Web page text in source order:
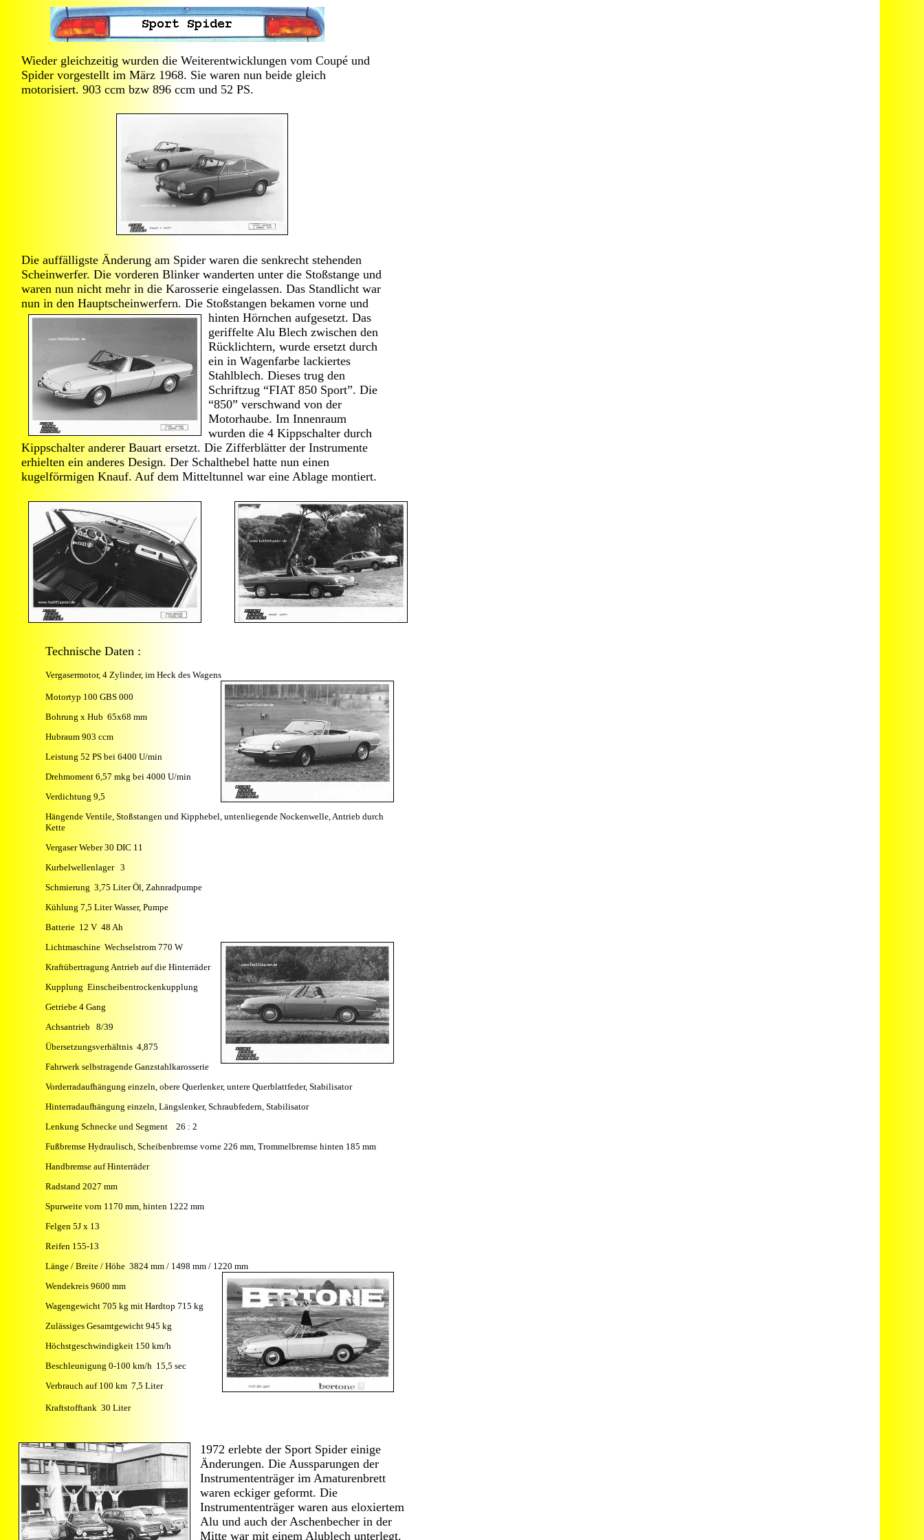
Wieder gleichzeitig wurden die Weiterentwicklungen vom Coupé und
Spider vorgestellt im März 1968. Sie waren nun beide gleich
motorisiert. 903 ccm bzw 896 ccm und 52 PS.
Die auffälligste Änderung am Spider waren die senkrecht stehenden
Scheinwerfer. Die vorderen Blinker wanderten unter die Stoßstange und
waren nun nicht mehr in die Karosserie eingelassen. Das Standlicht war
nun in den Hauptscheinwerfern. Die Stoßstangen bekamen vorne und
hinten Hörnchen aufgesetzt. Das
geriffelte Alu Blech zwischen den
Rücklichtern, wurde ersetzt durch
ein in Wagenfarbe lackiertes
Stahlblech. Dieses trug den
Schriftzug “FIAT 850 Sport”. Die
“850” verschwand von der
Motorhaube. Im Innenraum
wurden die 4 Kippschalter durch
Kippschalter anderer Bauart ersetzt. Die Zifferblätter der Instrumente
erhielten ein anderes Design. Der Schalthebel hatte nun einen
kugelförmigen Knauf. Auf dem Mitteltunnel war eine Ablage montiert.
Technische Daten :
Vergasermotor, 4 Zylinder, im Heck des Wagens
Motortyp 100 GBS 000
Bohrung x Hub 65x68 mm
Hubraum 903 ccm
Leistung 52 PS bei 6400 U/min
Drehmoment 6,57 mkg bei 4000 U/min
Verdichtung 9,5
Hängende Ventile, Stoßstangen und Kipphebel, untenliegende Nockenwelle, Antrieb durch
Kette
Vergaser Weber 30 DIC 11
Kurbelwellenlager 3
Schmierung 3,75 Liter Öl, Zahnradpumpe
Kühlung 7,5 Liter Wasser, Pumpe
Batterie 12 V 48 Ah
Lichtmaschine Wechselstrom 770 W
Kraftübertragung Antrieb auf die Hinterräder
Kupplung Einscheibentrockenkupplung
Getriebe 4 Gang
Achsantrieb 8/39
Übersetzungsverhältnis 4,875
Fahrwerk selbstragende Ganzstahlkarosserie
Vorderradaufhängung einzeln, obere Querlenker, untere Querblattfeder, Stabilisator
Hinterradaufhängung einzeln, Längslenker, Schraubfedern, Stabilisator
Lenkung Schnecke und Segment 26 : 2
Fußbremse Hydraulisch, Scheibenbremse vorne 226 mm, Trommelbremse hinten 185 mm
Handbremse auf Hinterräder
Radstand 2027 mm
Spurweite vorn 1170 mm, hinten 1222 mm
Felgen 5J x 13
Reifen 155-13
Länge / Breite / Höhe 3824 mm / 1498 mm / 1220 mm
Wendekreis 9600 mm
Wagengewicht 705 kg mit Hardtop 715 kg
Zulässiges Gesamtgewicht 945 kg
Höchstgeschwindigkeit 150 km/h
Beschleunigung 0-100 km/h 15,5 sec
Verbrauch auf 100 km 7,5 Liter
Kraftstofftank 30 Liter
1972 erlebte der Sport Spider einige
Änderungen. Die Aussparungen der
Instrumententräger im Amaturenbrett
waren eckiger geformt. Die
Instrumententräger waren aus eloxiertem
Alu und auch der Aschenbecher in der
Mitte war mit einem Alublech unterlegt.